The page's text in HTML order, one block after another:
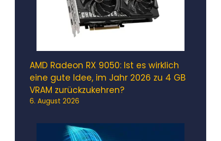
AMD Radeon RX 9050: Ist es wirklich
eine gute Idee, im Jahr 2026 zu 4 GB
VRAM zurückzukehren?
6. August 2026